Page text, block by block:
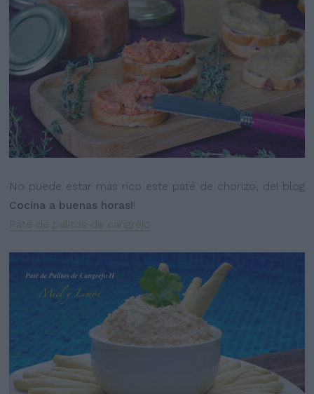
No puede estar más rico este paté de chorizo, del blog
Cocina a buenas horas!!
Paté de palitos de cangrejo